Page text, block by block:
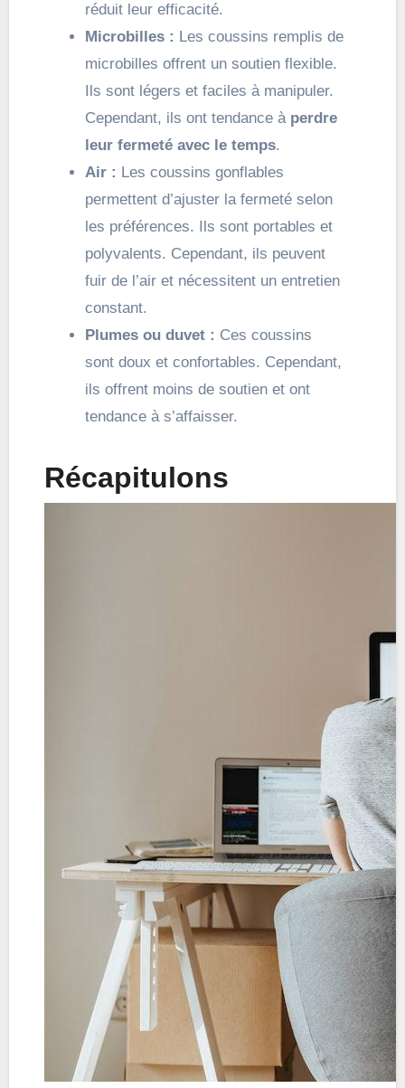
réduit leur efficacité.
Microbilles : Les coussins remplis de
microbilles offrent un soutien flexible.
Ils sont légers et faciles à manipuler.
Cependant, ils ont tendance àperdre
leur fermeté avec le temps.
Air : Les coussins gonflables
permettent d’ajuster la fermeté selon
les préférences. Ils sont portables et
polyvalents. Cependant, ils peuvent
fuir de l’air et nécessitent un entretien
constant.
Plumes ou duvet : Ces coussins
sont doux et confortables. Cependant,
ils offrent moins de soutien et ont
tendance à s’affaisser.
Récapitulons